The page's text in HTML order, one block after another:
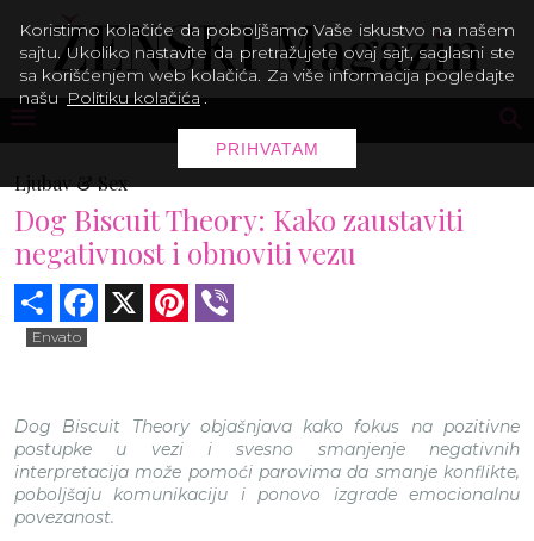
Ljubav & Sex
Dog Biscuit Theory: Kako zaustaviti
negativnost i obnoviti vezu
Share Facebook Pinterest
Envato
Dog Biscuit Theory objašnjava kako fokus na pozitivne
postupke u vezi i svesno smanjenje negativnih
interpretacija može pomoći parovima da smanje konflikte,
poboljšaju komunikaciju i ponovo izgrade emocionalnu
povezanost.
Koristimo kolačiće da poboljšamo Vaše iskustvo na našem
sajtu. Ukoliko nastavite da pretražujete ovaj sajt, saglasni ste
sa korišćenjem web kolačića. Za više informacija pogledajte
našu Politiku kolačića .
PRIHVATAM